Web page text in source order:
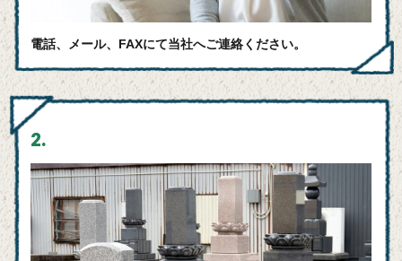
電話、メール、FAXにて当社へご連絡ください。
2.